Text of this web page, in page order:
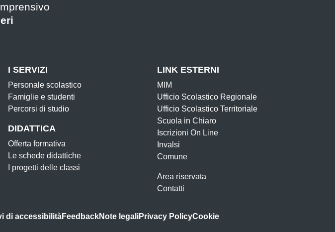
I SERVIZI
Personale scolastico
Famiglie e studenti
Percorsi di studio
DIDATTICA
Offerta formativa
Le schede didattiche
I progetti delle classi
LINK ESTERNI
MIM
Ufficio Scolastico Regionale
Ufficio Scolastico Territoriale
Scuola in Chiaro
Iscrizioni On Line
Invalsi
Comune
Area riservata
Contatti
di accessibilitàFeedbackNote legaliPrivacy PolicyCookie